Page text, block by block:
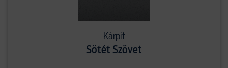
Kárpit
Sötét Szövet